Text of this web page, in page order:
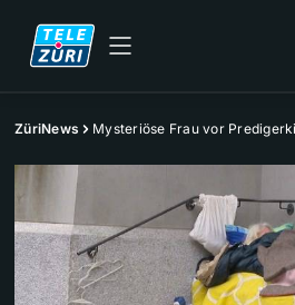
ZüriNews Mysteriöse Frau vor